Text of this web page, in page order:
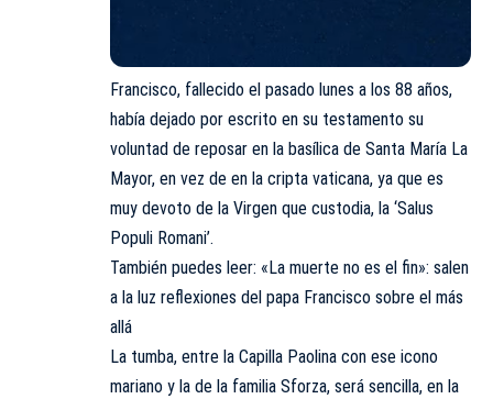
Francisco, fallecido el pasado lunes a los 88 años,
había dejado por escrito en su testamento su
voluntad de reposar en la basílica de Santa María La
Mayor, en vez de en la cripta vaticana, ya que es
muy devoto de la Virgen que custodia, la ‘Salus
Populi Romani’.
También puedes leer: «La muerte no es el fin»: salen
a la luz reflexiones del papa Francisco sobre el más
allá
La tumba, entre la Capilla Paolina con ese icono
mariano y la de la familia Sforza, será sencilla, en la